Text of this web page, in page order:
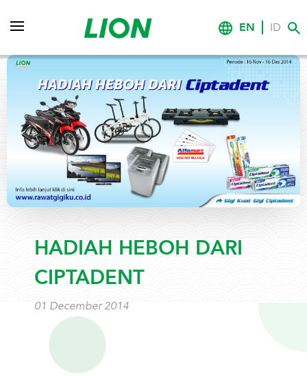
EN ID
HADIAH HEBOH DARI
CIPTADENT
01 December 2014